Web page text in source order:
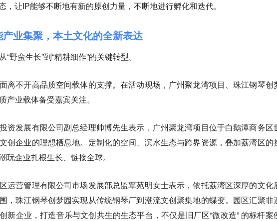
，让IP能够不断地有新的原创力量，不断地进行孵化和迭代。
业集聚，本土文化的全新表达
野蛮生长”到“精耕细作”的关键转型。
离不开高品质空间载体的支撑。在活动现场，广州聚龙湾项目、珠江钢琴创
产业载体备受嘉宾关注。
资发展有限公司副总经理帅博先生表示，广州聚龙湾项目位于白鹅潭商务区
创企业的理想栖息地。定制化的空间、滨水生态与跨界资源，叠加荔湾区的
玩企业扎根生长、链接全球。
运营管理有限公司市场发展部总监覃苑明女士表示，依托荔湾区深厚的文化
，珠江钢琴创梦园实现从传统钢琴厂到潮流文创聚集地的蝶变。园区汇聚非
新企业，打造音乐与文创共生的生态平台，不仅是旧厂区“微改造” 的标杆案